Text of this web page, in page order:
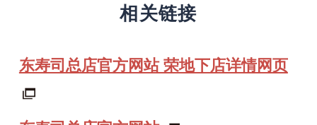
相关链接
东寿司总店官方网站 荣地下店详情网页